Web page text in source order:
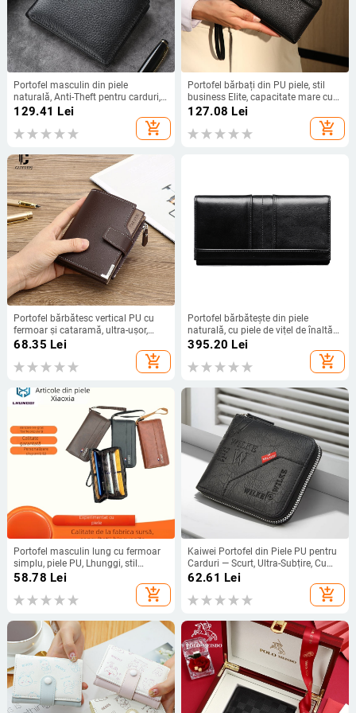
Portofel masculin din piele
naturală, Anti-Theft pentru carduri,
Ultra-subțire, Stil orizontal scurt,
129.41 Lei
add_shopping_cart
Portofel bărbați din PU piele, stil
business Elite, capacitate mare cu
mai multe compartimente pentru
carduri, căptușeală din poliester,
protecție anti-furt
127.08 Lei
add_shopping_cart
Portofel bărbătesc vertical PU cu
fermoar și cataramă, ultra-ușor,
design cu trei pliuri
68.35 Lei
add_shopping_cart
Portofel bărbătește din piele
naturală, cu piele de vițel de înaltă
calitate, protecție anti-fraudă, stil
retro, design monocrom, căptușeală
din poliester
395.20 Lei
add_shopping_cart
Portofel masculin lung cu fermoar
simplu, piele PU, Lhunggi, stil
afaceri elit, capacitate mare,
buzunare multiple pentru carduri,
protecție împotriva furtului,
58.78 Lei
add_shopping_cart
Kaiwei Portofel din Piele PU pentru
Carduri — Scurt, Ultra-Subțire, Cu
Mai multe Compartimente pentru
Cărți și Loc pentru Permisul de
Conducere, Ușor și Rezistent la
62.61 Lei
add_shopping_cart